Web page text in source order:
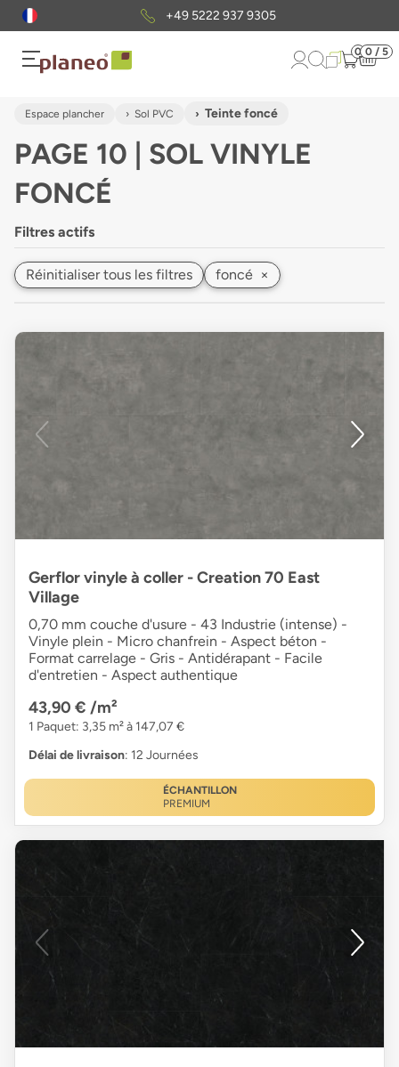
Envoi gratuit d'échantillons
0 0 / 5
Espace plancher Sol PVC Teinte foncé
PAGE 10 | SOL VINYLE
FONCÉ
Filtres actifs
Réinitialiser tous les filtres foncé ×
Gerflor vinyle à coller - Creation 70 East
Village
0,70 mm couche d'usure - 43 Industrie (intense) -
Vinyle plein - Micro chanfrein - Aspect béton -
Format carrelage - Gris - Antidérapant - Facile
d'entretien - Aspect authentique
43,90 € /m²
1 Paquet: 3,35 m² à 147,07 €
Délai de livraison: 12 Journées
ÉCHANTILLON
PREMIUM